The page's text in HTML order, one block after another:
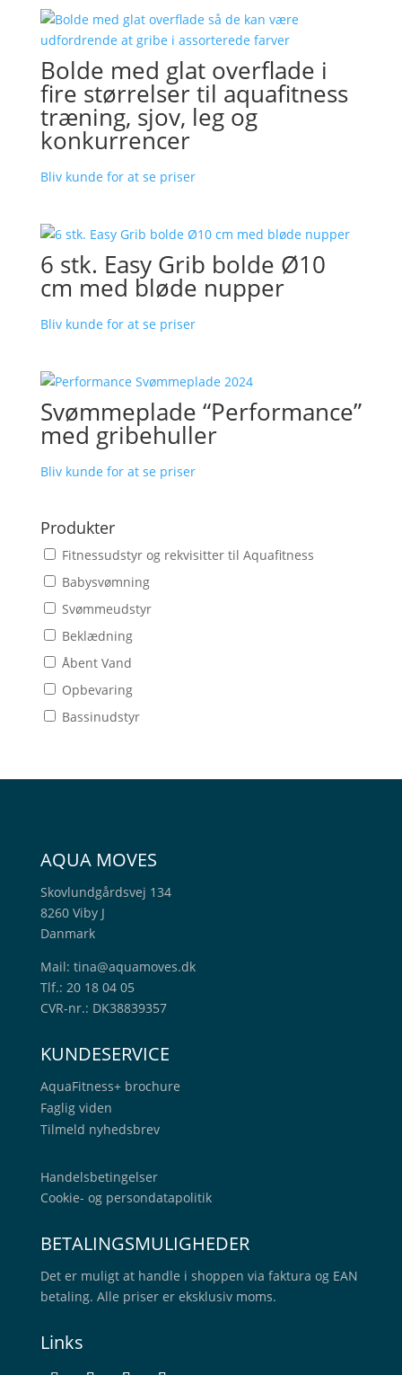
Bolde med glat overflade i
fire størrelser til aquafitness
træning, sjov, leg og
konkurrencer
Bliv kunde for at se priser
6 stk. Easy Grib bolde Ø10
cm med bløde nupper
Bliv kunde for at se priser
Svømmeplade “Performance”
med gribehuller
Bliv kunde for at se priser
Produkter
Fitnessudstyr og rekvisitter til Aquafitness
Babysvømning
Svømmeudstyr
Beklædning
Åbent Vand
Opbevaring
Bassinudstyr
AQUA MOVES
Skovlundgårdsvej 134
8260 Viby J
Danmark
Mail: tina@aquamoves.dk
Tlf.: 20 18 04 05
CVR-nr.: DK38839357
KUNDESERVICE
AquaFitness+ brochure
Faglig viden
Tilmeld nyhedsbrev
Handelsbetingelser
Cookie- og persondatapolitik
BETALINGSMULIGHEDER
Det er muligt at handle i shoppen via faktura og EAN
betaling. Alle priser er eksklusiv moms.
Links